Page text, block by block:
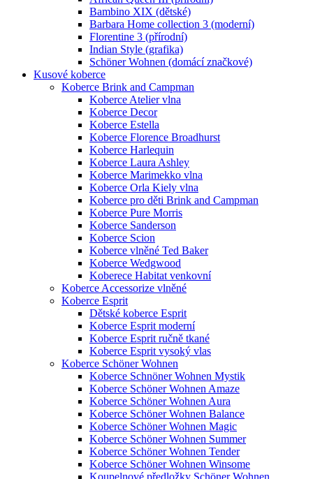
Bambino XIX (dětské)
Barbara Home collection 3 (moderní)
Florentine 3 (přírodní)
Indian Style (grafika)
Schöner Wohnen (domácí značkové)
Kusové koberce
Koberce Brink and Campman
Koberce Atelier vlna
Koberce Decor
Koberce Estella
Koberce Florence Broadhurst
Koberce Harlequin
Koberce Laura Ashley
Koberce Marimekko vlna
Koberce Orla Kiely vlna
Koberce pro děti Brink and Campman
Koberce Pure Morris
Koberce Sanderson
Koberce Scion
Koberce vlněné Ted Baker
Koberce Wedgwood
Koberece Habitat venkovní
Koberce Accessorize vlněné
Koberce Esprit
Dětské koberce Esprit
Koberce Esprit moderní
Koberce Esprit ručně tkané
Koberce Esprit vysoký vlas
Koberce Schöner Wohnen
Koberce Schnöner Wohnen Mystik
Koberce Schöner Wohnen Amaze
Koberce Schöner Wohnen Aura
Koberce Schöner Wohnen Balance
Koberce Schöner Wohnen Magic
Koberce Schöner Wohnen Summer
Koberce Schöner Wohnen Tender
Koberce Schöner Wohnen Winsome
Koupelnové předložky Schöner Wohnen